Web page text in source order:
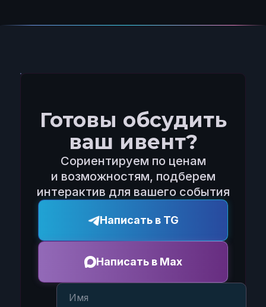
Готовы обсудить
ваш ивент?
Сориентируем по ценам
и возможностям, подберем
интерактив для вашего события
Написать в TG
Написать в Max